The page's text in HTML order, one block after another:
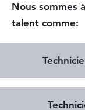
Nous sommes
talent comme: